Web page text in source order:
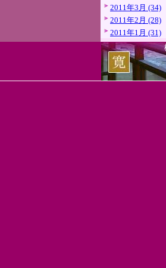
2011年3月 (34)
2011年2月 (28)
2011年1月 (31)